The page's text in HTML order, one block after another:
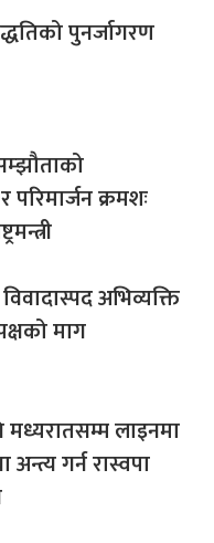
पुनर्जागरण
क्रमशः
विवादास्पद अभिव्यक्ति
माग
मध्यरातसम्म लाइनमा
अन्त्य गर्न रास्वपा